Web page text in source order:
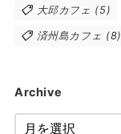
大邱カフェ (5)
済州島カフェ (8)
Archive